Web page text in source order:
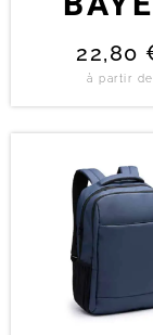
22,80
à partir de